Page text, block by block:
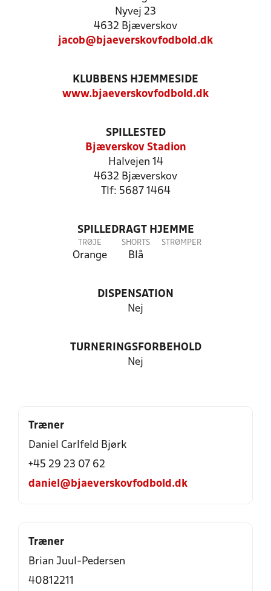
Nyvej 23
4632 Bjæverskov
jacob@bjaeverskovfodbold.dk
KLUBBENS HJEMMESIDE
www.bjaeverskovfodbold.dk
SPILLESTED
Bjæverskov Stadion
Halvejen 14
4632 Bjæverskov
Tlf: 5687 1464
SPILLEDRAGT HJEMME
TRØJE
Orange
SHORTS
Blå
STRØMPER
DISPENSATION
Nej
TURNERINGSFORBEHOLD
Nej
Træner
Daniel Carlfeld Bjørk
+45 29 23 07 62
daniel@bjaeverskovfodbold.dk
Træner
Brian Juul-Pedersen
40812211